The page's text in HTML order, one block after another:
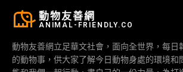
動物友善網
ANIMAL-FRIENDLY.CO
動物友善網立足華文社會，面向全世界，每日
的動物事，供大家了解今日動物身處的環境和